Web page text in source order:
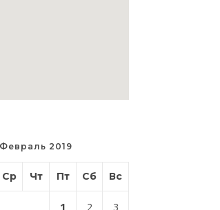
Февраль 2019
Ср Чт Пт Сб Вс
1 2 3